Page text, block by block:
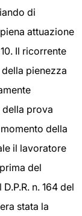
di
attuazione
Il ricorrente
pienezza
della prova
della
il lavoratore
del
n. 164 del
stata la